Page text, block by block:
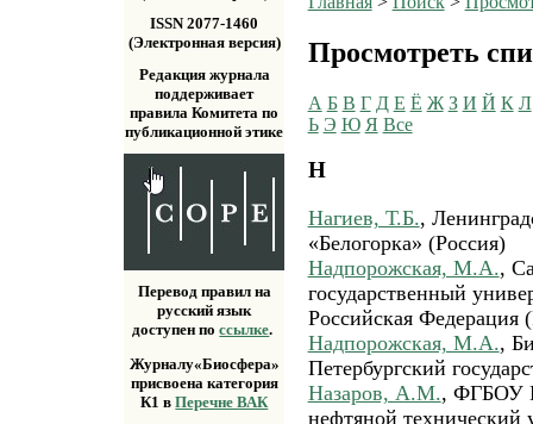
ISSN 2077-1460
(Электронная версия)
Редакция журнала
поддерживает
правила Комитета по
публикационной этике
Перевод правил на
русский язык
доступен поссылке.
Журналу«Биосфера»
присвоена категория
К1 вПеречне ВАК
Просмотреть
А Б В Г Д Е Ё Ж З И Й К Л
Ь Э Ю Я Все
Н
Нагиев, Т.Б.,
«Белогорка» (Россия)
Надпорожская, М.А.,
государственный
Российская Федерация
Надпорожская, М.А.,
Петербургский
Назаров, А.М., ФГБОУ
нефтяной технический